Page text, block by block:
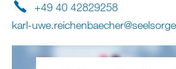
+49 40 42829258
karl-uwe.reichenbaecher@